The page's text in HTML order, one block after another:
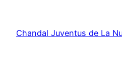
contenido
Chandal Juventus de La